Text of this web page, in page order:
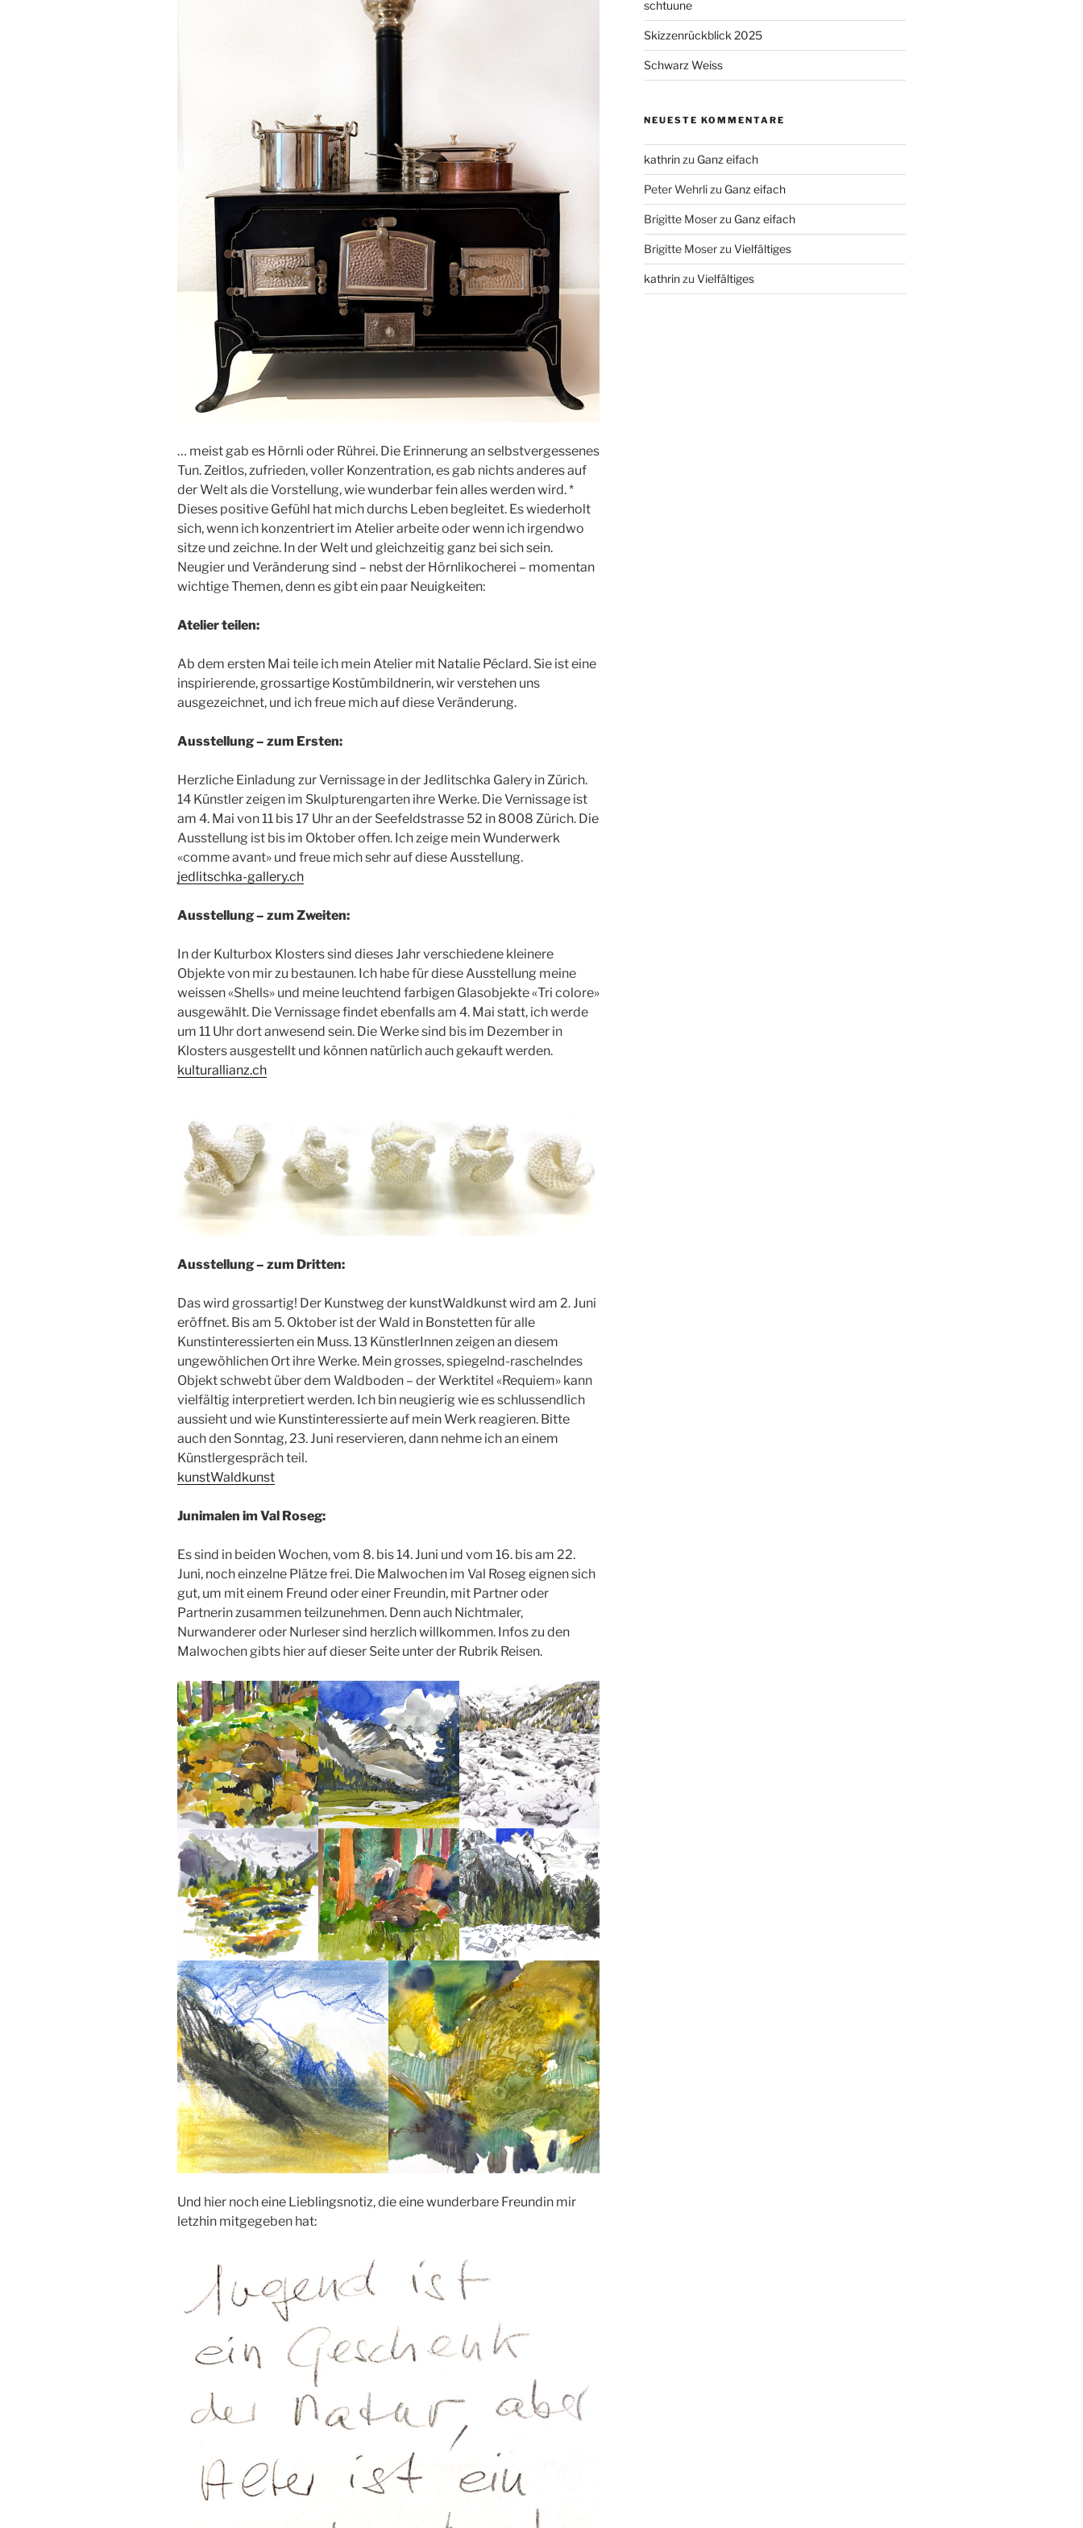
… meist gab es Hörnli oder Rührei. Die Erinnerung an selbstvergessenes
Tun. Zeitlos, zufrieden, voller Konzentration, es gab nichts anderes auf
der Welt als die Vorstellung, wie wunderbar fein alles werden wird. *
Dieses positive Gefühl hat mich durchs Leben begleitet. Es wiederholt
sich, wenn ich konzentriert im Atelier arbeite oder wenn ich irgendwo
sitze und zeichne. In der Welt und gleichzeitig ganz bei sich sein.
Neugier und Veränderung sind – nebst der Hörnlikocherei – momentan
wichtige Themen, denn es gibt ein paar Neuigkeiten:
Atelier teilen:
Ab dem ersten Mai teile ich mein Atelier mit Natalie Péclard. Sie ist eine
inspirierende, grossartige Kostümbildnerin, wir verstehen uns
ausgezeichnet, und ich freue mich auf diese Veränderung.
Ausstellung – zum Ersten:
Herzliche Einladung zur Vernissage in der Jedlitschka Galery in Zürich.
14 Künstler zeigen im Skulpturengarten ihre Werke. Die Vernissage ist
am 4. Mai von 11 bis 17 Uhr an der Seefeldstrasse 52 in 8008 Zürich. Die
Ausstellung ist bis im Oktober offen. Ich zeige mein Wunderwerk
«comme avant» und freue mich sehr auf diese Ausstellung.
jedlitschka-gallery.ch
Ausstellung – zum Zweiten:
In der Kulturbox Klosters sind dieses Jahr verschiedene kleinere
Objekte von mir zu bestaunen. Ich habe für diese Ausstellung meine
weissen «Shells» und meine leuchtend farbigen Glasobjekte «Tri colore»
ausgewählt. Die Vernissage findet ebenfalls am 4. Mai statt, ich werde
um 11 Uhr dort anwesend sein. Die Werke sind bis im Dezember in
Klosters ausgestellt und können natürlich auch gekauft werden.
kulturallianz.ch
Ausstellung – zum Dritten:
Das wird grossartig! Der Kunstweg der kunstWaldkunst wird am 2. Juni
eröffnet. Bis am 5. Oktober ist der Wald in Bonstetten für alle
Kunstinteressierten ein Muss. 13 KünstlerInnen zeigen an diesem
ungewöhlichen Ort ihre Werke. Mein grosses, spiegelnd-raschelndes
Objekt schwebt über dem Waldboden – der Werktitel «Requiem» kann
vielfältig interpretiert werden. Ich bin neugierig wie es schlussendlich
aussieht und wie Kunstinteressierte auf mein Werk reagieren. Bitte
auch den Sonntag, 23. Juni reservieren, dann nehme ich an einem
Künstlergespräch teil.
kunstWaldkunst
Junimalen im Val Roseg:
Es sind in beiden Wochen, vom 8. bis 14. Juni und vom 16. bis am 22.
Juni, noch einzelne Plätze frei. Die Malwochen im Val Roseg eignen sich
gut, um mit einem Freund oder einer Freundin, mit Partner oder
Partnerin zusammen teilzunehmen. Denn auch Nichtmaler,
Nurwanderer oder Nurleser sind herzlich willkommen. Infos zu den
Malwochen gibts hier auf dieser Seite unter der Rubrik Reisen.
Und hier noch eine Lieblingsnotiz, die eine wunderbare Freundin mir
letzhin mitgegeben hat:
schtuune
Skizzenrückblick 2025
Schwarz Weiss
NEUESTE KOMMENTARE
kathrinzu Ganz eifach
Peter Wehrlizu Ganz eifach
Brigitte Moserzu Ganz eifach
Brigitte Moserzu Vielfältiges
kathrinzu Vielfältiges